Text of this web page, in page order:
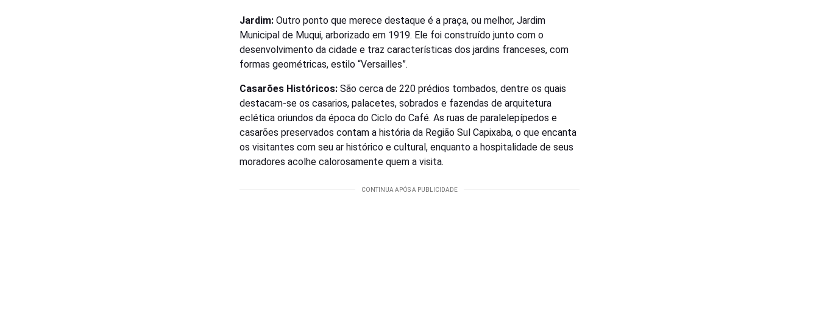
Jardim: Outro ponto que merece destaque é a praça, ou melhor, Jardim
Municipal de Muqui, arborizado em 1919. Ele foi construído junto com o
desenvolvimento da cidade e traz características dos jardins franceses, com
formas geométricas, estilo “Versailles”.
Casarões Históricos: São cerca de 220 prédios tombados, dentre os quais
destacam-se os casarios, palacetes, sobrados e fazendas de arquitetura
eclética oriundos da época do Ciclo do Café. As ruas de paralelepípedos e
casarões preservados contam a história da Região Sul Capixaba, o que encanta
os visitantes com seu ar histórico e cultural, enquanto a hospitalidade de seus
moradores acolhe calorosamente quem a visita.